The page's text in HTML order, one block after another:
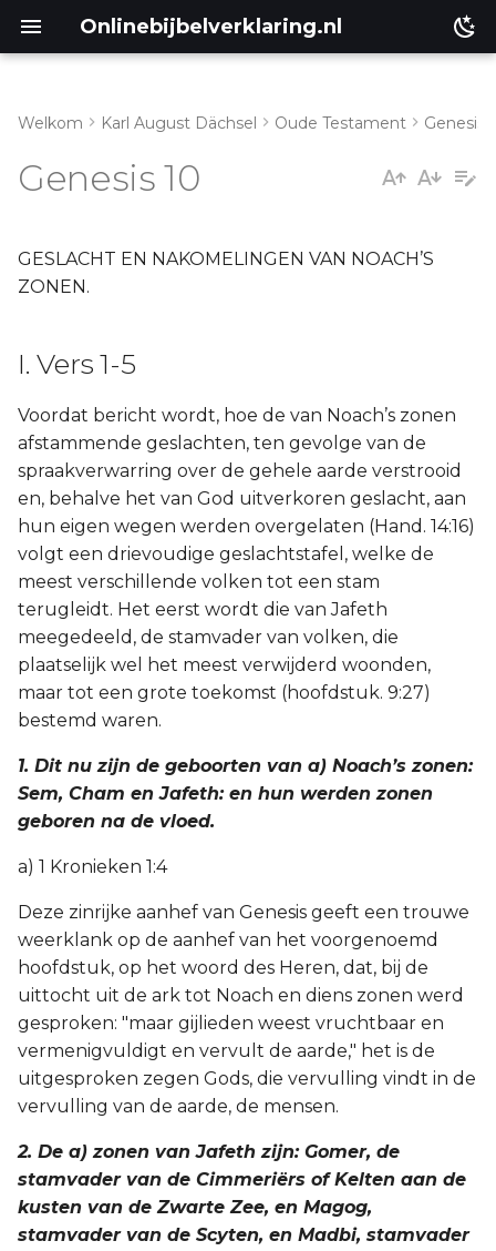
Onlinebijbelverklaring.nl
III. Vers 21-23
Lukas
Handelingen
Romeinen
1 Korinthe
2 Korinthe
Galaten
Éfeze
Filippenzen
1 Thessalonicenzen
2 Thessalonicenzen
1 Timótheüs
2 Timótheüs
Titus
Filémon
Jakobus
1 Petrus
Welkom Karl August Dächsel Oude Testament Genesis
Genesis 10
GESLACHT EN NAKOMELINGEN VAN NOACH’S
ZONEN.
I. Vers 1-5
Voordat bericht wordt, hoe de van Noach’s zonen
afstammende geslachten, ten gevolge van de
spraakverwarring over de gehele aarde verstrooid
en, behalve het van God uitverkoren geslacht, aan
hun eigen wegen werden overgelaten (Hand. 14:16)
volgt een drievoudige geslachtstafel, welke de
meest verschillende volken tot een stam
terugleidt. Het eerst wordt die van Jafeth
meegedeeld, de stamvader van volken, die
plaatselijk wel het meest verwijderd woonden,
maar tot een grote toekomst (hoofdstuk. 9:27)
bestemd waren.
1. Dit nu zijn de geboorten van a) Noach’s zonen:
Sem, Cham en Jafeth: en hun werden zonen
geboren na de vloed.
a) 1 Kronieken 1:4
Deze zinrijke aanhef van Genesis geeft een trouwe
weerklank op de aanhef van het voorgenoemd
hoofdstuk, op het woord des Heren, dat, bij de
uittocht uit de ark tot Noach en diens zonen werd
gesproken: "maar gijlieden weest vruchtbaar en
vermenigvuldigt en vervult de aarde," het is de
uitgesproken zegen Gods, die vervulling vindt in de
vervulling van de aarde, de mensen.
2. De a) zonen van Jafeth zijn: Gomer, de
stamvader van de Cimmeriërs of Kelten aan de
kusten van de Zwarte Zee, en Magog,
stamvader van de Scyten, en Madbi, stamvader